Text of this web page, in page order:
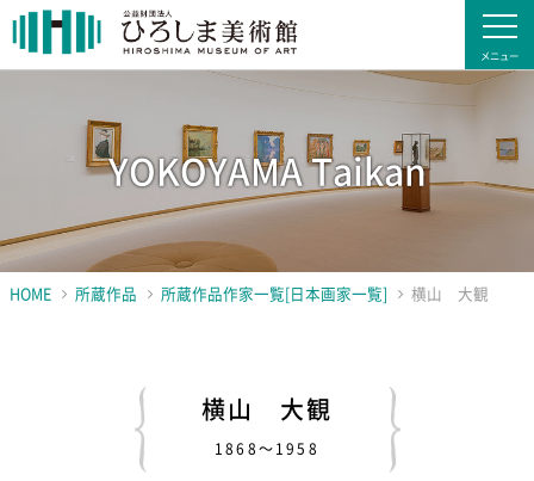
YOKOYAMA Taikan
HOME 所蔵作品 所蔵作品作家一覧[日本画家一覧] 横山 大観
横山 大観
1868～1958